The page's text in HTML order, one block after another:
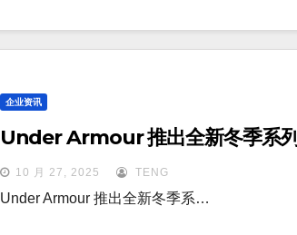
企业资讯
Under Armour 推出全新冬季系列
10 月 27, 2025 TENG
Under Armour 推出全新冬季系…